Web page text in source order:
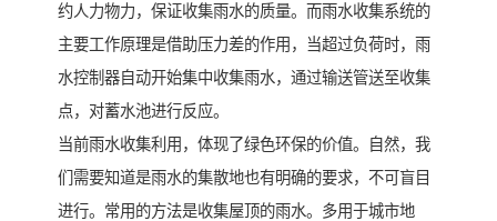
约人力物力，保证收集雨水的质量。而雨水收集系统的
主要工作原理是借助压力差的作用，当超过负荷时，雨
水控制器自动开始集中收集雨水，通过输送管送至收集
点，对蓄水池进行反应。
当前雨水收集利用，体现了绿色环保的价值。自然，我
们需要知道是雨水的集散地也有明确的要求，不可盲目
进行。常用的方法是收集屋顶的雨水。多用于城市地